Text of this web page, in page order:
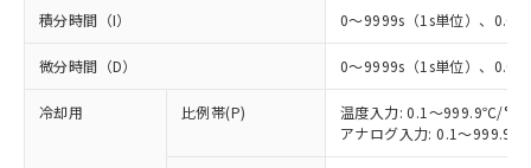
積分時間（I） 0～9999s（1s単位）、0.0
微分時間（D） 0～9999s（1s単位）、0.0
冷却用 比例帯(P)
温度入力: 0.1～999.9℃/°F
アナログ入力: 0.1～